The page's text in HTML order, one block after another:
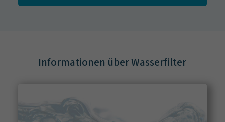
Informationen über Wasserfilter